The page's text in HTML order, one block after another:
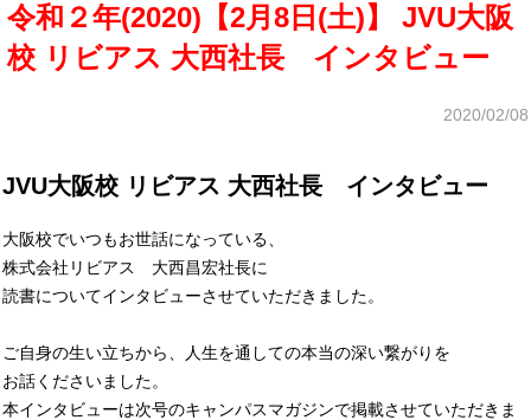
令和２年(2020)【2月8日(土)】 JVU大阪
校 リビアス 大西社長 インタビュー
2020/02/08
JVU大阪校 リビアス 大西社長 インタビュー
大阪校でいつもお世話になっている、
株式会社リビアス 大西昌宏社長に
読書についてインタビューさせていただきました。
ご自身の生い立ちから、人生を通しての本当の深い繋がりを
お話くださいました。
本インタビューは次号のキャンパスマガジンで掲載させていただきま